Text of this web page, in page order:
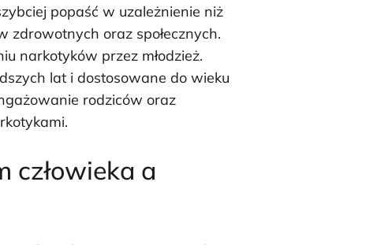
popaść w uzależnienie niż
oraz społecznych.
narkotyków przez młodzież.
lat i dostosowane do wieku
rodziców oraz
człowieka a